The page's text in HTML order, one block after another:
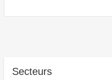
Secteurs